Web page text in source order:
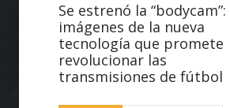
Se estrenó la “bodycam”:
imágenes de la nueva
tecnología que promete
revolucionar las
transmisiones de fútbol